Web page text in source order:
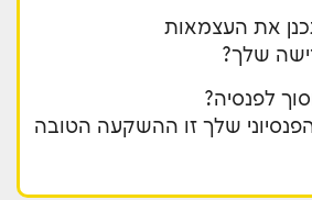
את העצמאות
שלך?
לפנסיה?
שלך זו ההשקעה הטובה